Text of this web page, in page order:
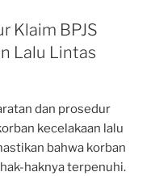
Klaim BPJS
Lalu Lintas
dan prosedur
kecelakaan lalu
bahwa korban
haknya terpenuhi.